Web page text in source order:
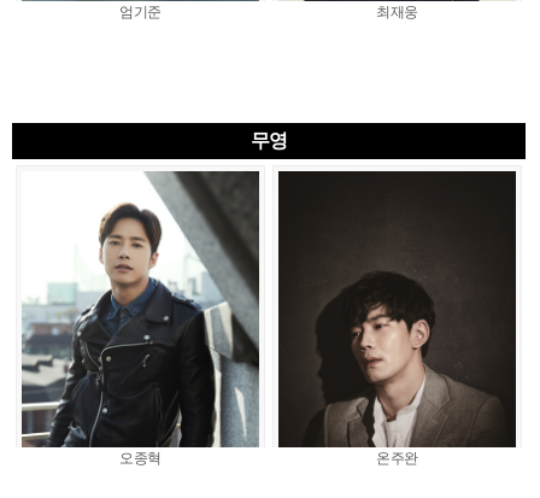
엄기준 최재웅
무영
오종혁 온주완